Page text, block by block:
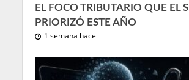
EL FOCO TRIBUTARIO QUE EL SII
PRIORIZÓ ESTE AÑO
1 semana hace